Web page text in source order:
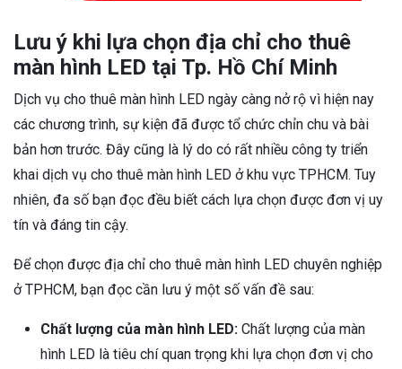
Lưu ý khi lựa chọn địa chỉ cho thuê
màn hình LED tại Tp. Hồ Chí Minh
Dịch vụ cho thuê màn hình LED ngày càng nở rộ vì hiện nay
các chương trình, sự kiện đã được tổ chức chỉn chu và bài
bản hơn trước. Đây cũng là lý do có rất nhiều công ty triển
khai dịch vụ cho thuê màn hình LED ở khu vực TPHCM. Tuy
nhiên, đa số bạn đọc đều biết cách lựa chọn được đơn vị uy
tín và đáng tin cậy.
Để chọn được địa chỉ cho thuê màn hình LED chuyên nghiệp
ở TPHCM, bạn đọc cần lưu ý một số vấn đề sau:
Chất lượng của màn hình LED: Chất lượng của màn
hình LED là tiêu chí quan trọng khi lựa chọn đơn vị cho